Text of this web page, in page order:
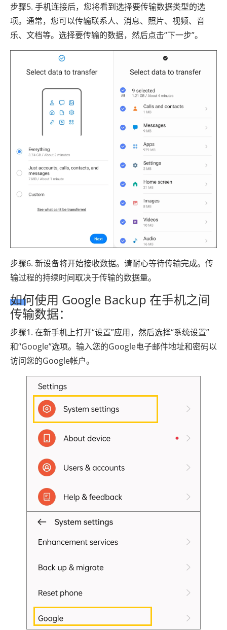
步骤5. 手机连接后，您将看到选择要传输数据类型的选
项。通常，您可以传输联系人、消息、照片、视频、音
乐、文档等。选择要传输的数据，然后点击“下一步”。
步骤6. 新设备将开始接收数据。请耐心等待传输完成。传
输过程的持续时间取决于传输的数据量。
如何使用 Google Backup 在手机之间
传输数据：
步骤1. 在新手机上打开“设置”应用，然后选择“系统设置”
和“Google”选项。输入您的Google电子邮件地址和密码以
访问您的Google帐户。